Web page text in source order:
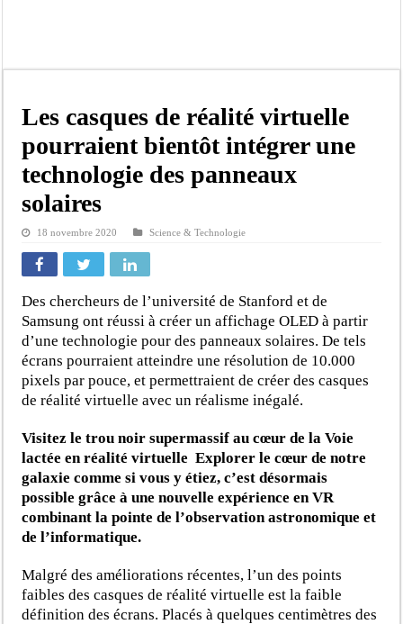
Inondations à Linguère, le ministre Idrissa Samb apporte son soutien aux
Affaire Pape Cheikh Diallo et Cie : Ousmane Kane prédit une « cascade de
Moustapha Dramé rejoint Pastef
Crise en Guinée Bissau : la médiation sénégalaise a présenté les contours de
Les casques de réalité virtuelle
pourraient bientôt intégrer une
technologie des panneaux
solaires
18 novembre 2020 Science & Technologie
Des chercheurs de l’université de Stanford et de
Samsung ont réussi à créer un affichage OLED à partir
d’une technologie pour des panneaux solaires. De tels
écrans pourraient atteindre une résolution de 10.000
pixels par pouce, et permettraient de créer des casques
de réalité virtuelle avec un réalisme inégalé.
Visitez le trou noir supermassif au cœur de la Voie
lactée en réalité virtuelle Explorer le cœur de notre
galaxie comme si vous y étiez, c’est désormais
possible grâce à une nouvelle expérience en VR
combinant la pointe de l’observation astronomique et
de l’informatique.
Malgré des améliorations récentes, l’un des points
faibles des casques de réalité virtuelle est la faible
définition des écrans. Placés à quelques centimètres des